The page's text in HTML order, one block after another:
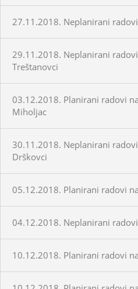
27.11.2018. Neplanirani
29.11.2018. Neplanirani
Treštanovci
03.12.2018. Planirani radovi
Miholjac
30.11.2018. Neplanirani
Drškovci
05.12.2018. Planirani radovi
04.12.2018. Neplanirani
10.12.2018. Planirani radovi